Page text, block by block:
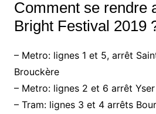
Comment se rendre
Bright Festival 2019
– Metro: lignes 1 et 5, arrêt
Brouckère
– Metro: lignes 2 et 6 arrêt Yser
– Tram: lignes 3 et 4 arrêts